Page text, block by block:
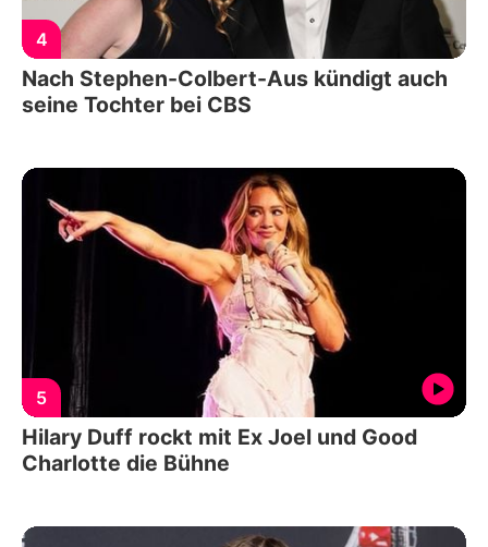
4
Nach Stephen-Colbert-Aus kündigt auch
seine Tochter bei CBS
5
Hilary Duff rockt mit Ex Joel und Good
Charlotte die Bühne